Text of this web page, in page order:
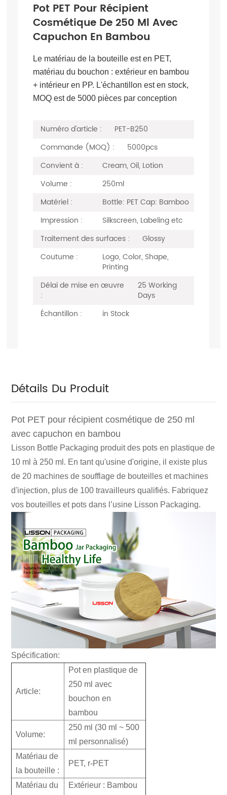
Pot PET Pour Récipient
Cosmétique De 250 Ml Avec
Capuchon En Bambou
Le matériau de la bouteille est en PET,
matériau du bouchon : extérieur en bambou
+ intérieur en PP. L'échantillon est en stock,
MOQ est de 5000 pièces par conception
Numéro d'article :
PET-B250
Commande (MOQ) :
5000pcs
Convient à :
Cream, Oil, Lotion
Volume :
250ml
Matériel :
Bottle: PET Cap: Bamboo
Impression :
Silkscreen, Labeling etc
Traitement des surfaces :
Glossy
Coutume :
Logo, Color, Shape,
Printing
Délai de mise en œuvre
:
25 Working
Days
Échantillon :
in Stock
Détails Du Produit
Pot PET pour récipient cosmétique de 250 ml
avec capuchon en bambou
Lisson Bottle Packaging produit des pots en plastique de
10 ml à 250 ml. En tant qu'usine d'origine, il existe plus
de 20 machines de soufflage de bouteilles et machines
d'injection, plus de 100 travailleurs qualifiés. Fabriquez
vos bouteilles et pots dans l’usine Lisson Packaging.
Spécification:
Article:
Pot en plastique de
250 ml avec
bouchon en
bambou
Volume:
250 ml (30 ml ~ 500
ml personnalisé)
Matériau de
la bouteille :
PET, r-PET
Matériau du
Extérieur : Bambou